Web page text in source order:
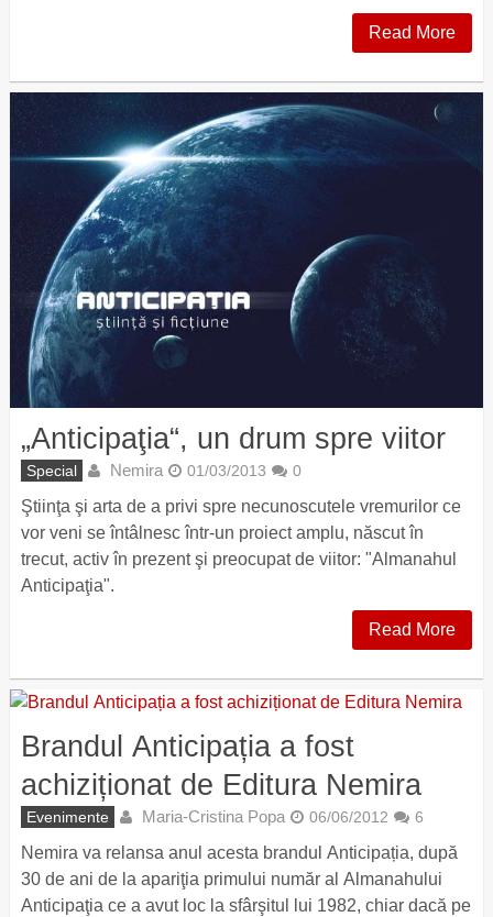
Read More
„Anticipaţia“, un drum spre viitor
Special Nemira 01/03/2013 0
Ştiinţa şi arta de a privi spre necunoscutele vremurilor ce
vor veni se întâlnesc într-un proiect amplu, născut în
trecut, activ în prezent şi preocupat de viitor: "Almanahul
Anticipaţia".
Read More
Brandul Anticipația a fost
achiziționat de Editura Nemira
Evenimente Maria-Cristina Popa 06/06/2012 6
Nemira va relansa anul acesta brandul Anticipația, după
30 de ani de la apariţia primului număr al Almanahului
Anticipaţia ce a avut loc la sfârşitul lui 1982, chiar dacă pe